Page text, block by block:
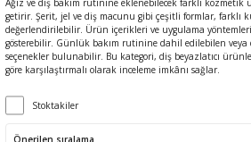
Gereçleri
& Propolis
Ağız ve diş bakım rutinine eklenebilecek farklı
getirir. Şerit, jel ve diş macunu gibi çeşitli formlar, farklı
değerlendirilebilir. Ürün içerikleri ve uygulama
gösterebilir. Günlük bakım rutinine dahil edilebilen veya
seçenekler bulunabilir. Bu kategori, diş beyazlatıcı
göre karşılaştırmalı olarak inceleme imkânı sağlar.
Stoktakiler